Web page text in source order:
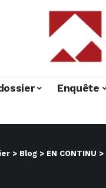
Enquête
> Blog > EN CONTINU >